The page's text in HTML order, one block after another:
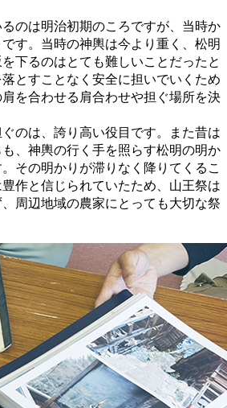
のは明治初期のころですが、当時か
す。当時の神輿は今より重く、松明
下るのはとても難しいことだったと
とすことなく安全に担いでいくため
を合わせる肩合わせや担ぐ場所を決
のは、誇り高い役目です。また昔は
、神輿の行く手を照らす松明の明か
その明かりが滞りなく降りてくるこ
作と信じられていたため、山王祭は
周辺地域の農家にとっても大切な祭